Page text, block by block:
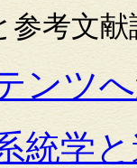
考文献
ンツ
統学